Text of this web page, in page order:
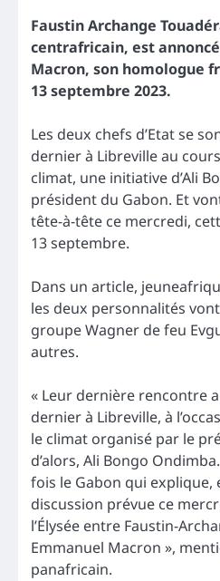
Faustin Archange
centrafricain, est
Macron, son homologue
13 septembre 2023.
Les deux chefs d’Etat se
dernier à Libreville au
climat, une initiative d’Ali
président du Gabon. Et
tête-à-tête ce mercredi,
13 septembre.
Dans un article,
les deux personnalités
groupe Wagner de feu
autres.
« Leur dernière rencontre
dernier à Libreville, à
le climat organisé par le
d’alors, Ali Bongo
fois le Gabon qui explique,
discussion prévue ce
l’Élysée entre Faustin-
Emmanuel Macron »,
panafricain.